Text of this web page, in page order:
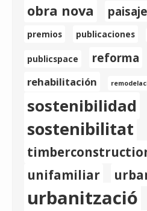
obra nova paisaje
premios publicaciones
publicspace reforma
rehabilitación
sostenibilidad
sostenibilitat
unifamiliar
urbanització